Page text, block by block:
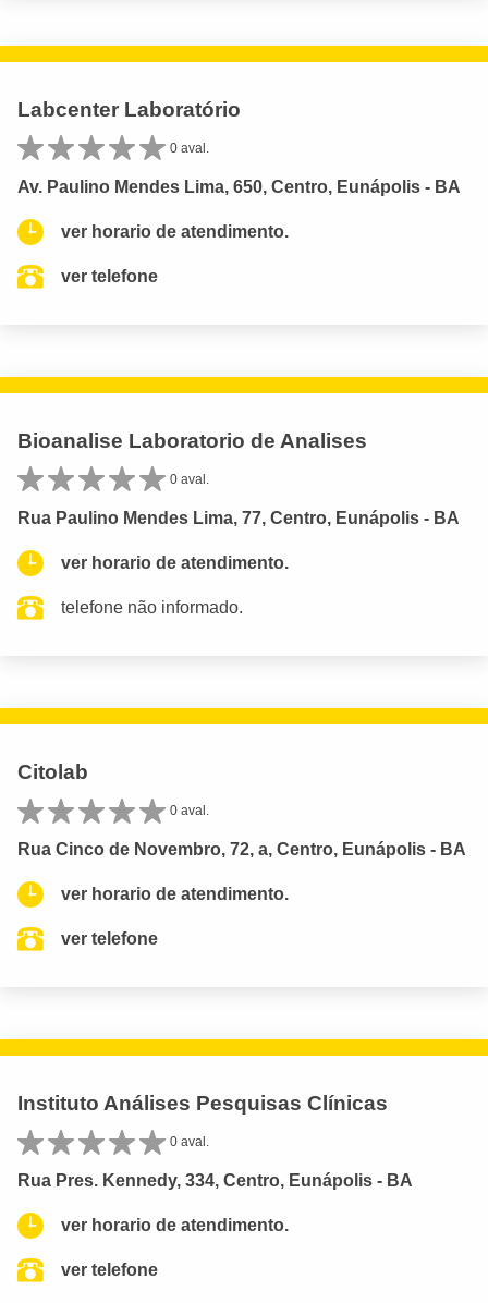
Labcenter Laboratório
0 aval.
Av. Paulino Mendes Lima, 650, Centro, Eunápolis - BA
ver horario de atendimento.
ver telefone
Bioanalise Laboratorio de Analises
0 aval.
Rua Paulino Mendes Lima, 77, Centro, Eunápolis - BA
ver horario de atendimento.
telefone não informado.
Citolab
0 aval.
Rua Cinco de Novembro, 72, a, Centro, Eunápolis - BA
ver horario de atendimento.
ver telefone
Instituto Análises Pesquisas Clínicas
0 aval.
Rua Pres. Kennedy, 334, Centro, Eunápolis - BA
ver horario de atendimento.
ver telefone